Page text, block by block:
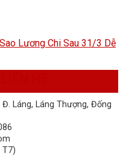
Lương Chi Sau 31/3 Dễ
Láng, Láng Thượng, Đống
T7)